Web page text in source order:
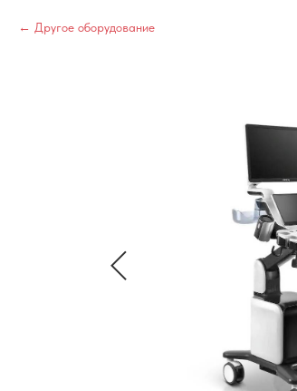
Другое оборудование